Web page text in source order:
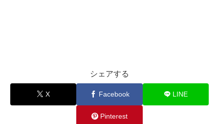
シェアする
X Facebook LINE
Pinterest